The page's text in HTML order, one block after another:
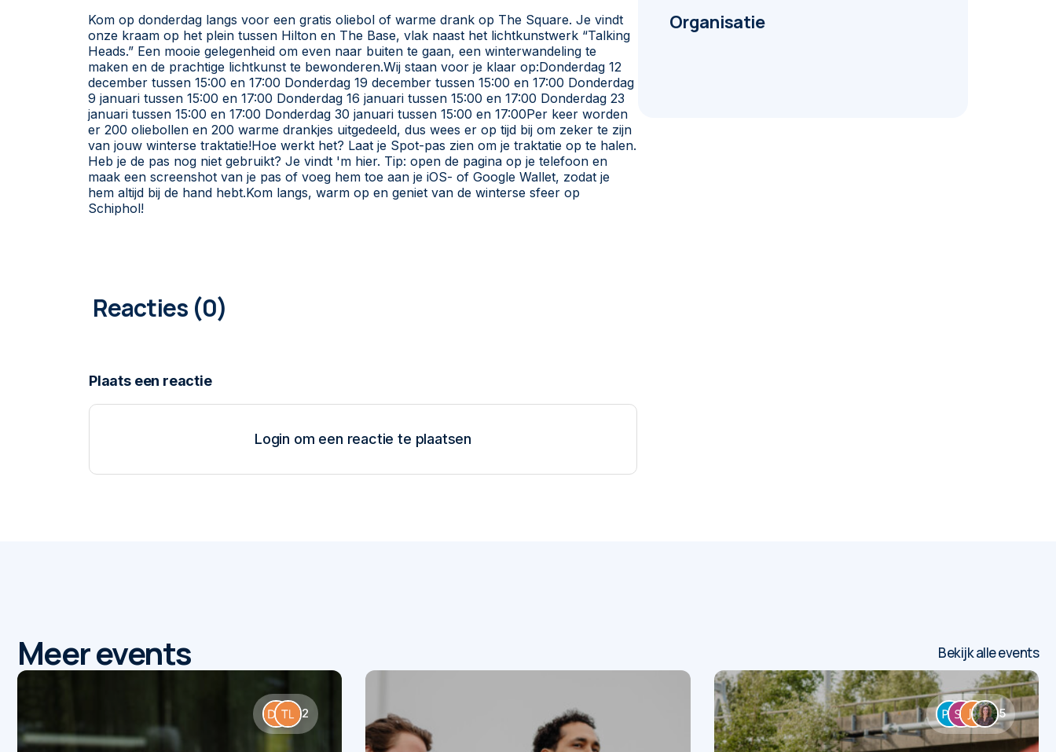
Kom op donderdag langs voor een gratis oliebol of warme drank op The Square. Je vindt
onze kraam op het plein tussen Hilton en The Base, vlak naast het lichtkunstwerk “Talking
Heads.” Een mooie gelegenheid om even naar buiten te gaan, een winterwandeling te
maken en de prachtige lichtkunst te bewonderen.Wij staan voor je klaar op:Donderdag 12
december tussen 15:00 en 17:00 Donderdag 19 december tussen 15:00 en 17:00 Donderdag
9 januari tussen 15:00 en 17:00 Donderdag 16 januari tussen 15:00 en 17:00 Donderdag 23
januari tussen 15:00 en 17:00 Donderdag 30 januari tussen 15:00 en 17:00Per keer worden
er 200 oliebollen en 200 warme drankjes uitgedeeld, dus wees er op tijd bij om zeker te zijn
van jouw winterse traktatie!Hoe werkt het? Laat je Spot-pas zien om je traktatie op te halen.
Heb je de pas nog niet gebruikt? Je vindt 'm hier. Tip: open de pagina op je telefoon en
maak een screenshot van je pas of voeg hem toe aan je iOS- of Google Wallet, zodat je
hem altijd bij de hand hebt.Kom langs, warm op en geniet van de winterse sfeer op
Schiphol!
Login om een reactie te plaatsen
0
Organisatie
Meer events Bekijk alle events
2 5